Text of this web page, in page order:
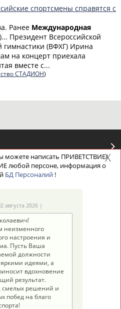
спортсмены справятся с
Ранее Международная
Президент Всероссийской
гимнастики (ВФХГ) Ирина
на концерт приехала
вместе с...
СТАДИОН)
НАШИ КНОПКИ
деятельности
«Стадион»
996
можете написать ПРИВЕТСТВИЕ/
персоне, информация о
БД Персоналий!
августа 2026 |
неизменного
настроения и
Пусть Ваша
должности
яркими идеями, а
вдохновение
результат.
смелых решений и
побед на благо